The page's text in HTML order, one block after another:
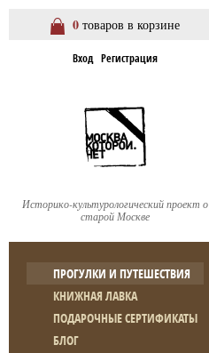
0 товаров в корзине
Вход Регистрация
Историко-культурологический проект о
старой Москве
ПРОГУЛКИ И ПУТЕШЕСТВИЯ
КНИЖНАЯ ЛАВКА
ПОДАРОЧНЫЕ СЕРТИФИКАТЫ
БЛОГ